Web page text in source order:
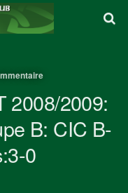
2008/2009:
B: CIC B-
0